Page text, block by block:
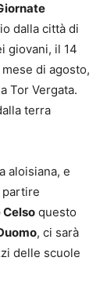
dalla città di
giovani, il 14
di agosto,
Tor Vergata.
terra
aloisiana, e
partire
Celso questo
, ci sarà
delle scuole